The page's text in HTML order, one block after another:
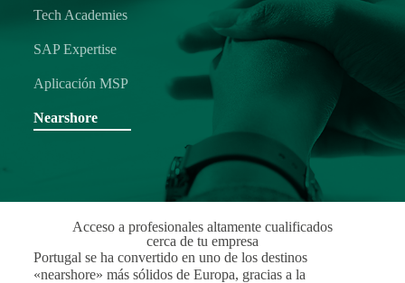
Tech Academies
SAP Expertise
Aplicación MSP
Nearshore
Acceso a profesionales altamente cualificados
cerca de tu empresa
Portugal se ha convertido en uno de los destinos
«nearshore» más sólidos de Europa, gracias a la